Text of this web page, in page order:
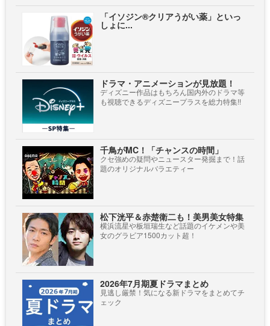
「イソジン®クリアうがい薬」といっ
しょに...
ドラマ・アニメーションが見放題！
ディズニー作品はもちろん国内外のドラマ等
も視聴できるディズニープラスを総力特集!!
千鳥がMC！「チャンスの時間」
クセ強めの疑問やニュースター発掘まで！話
題のオリジナルバラエティー
松下洸平＆赤楚衛二も！美男美女特集
横浜流星や板垣瑞生など話題のイケメンや美
女のグラビア1500カット超！
2026年7月期夏ドラマまとめ
見逃し厳禁！気になる新ドラマをまとめてチ
ェック